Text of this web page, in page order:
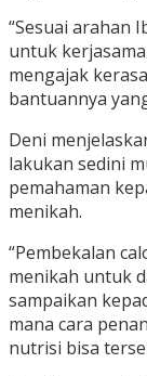
“Sesuai arahan
untuk
mengajak
bantuannya
Deni
lakukan sedini
pemahaman
menikah.
“Pembekalan
menikah untuk
sampaikan
mana cara
nutrisi bisa